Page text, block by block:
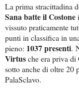
La prima stracittadina
Sana batte il Costone
vissuto praticamente
punti in classifica in
pieno: 1037 presenti.
Virtusche era priva di
sotto anche di oltre 20
PalaSclavo.